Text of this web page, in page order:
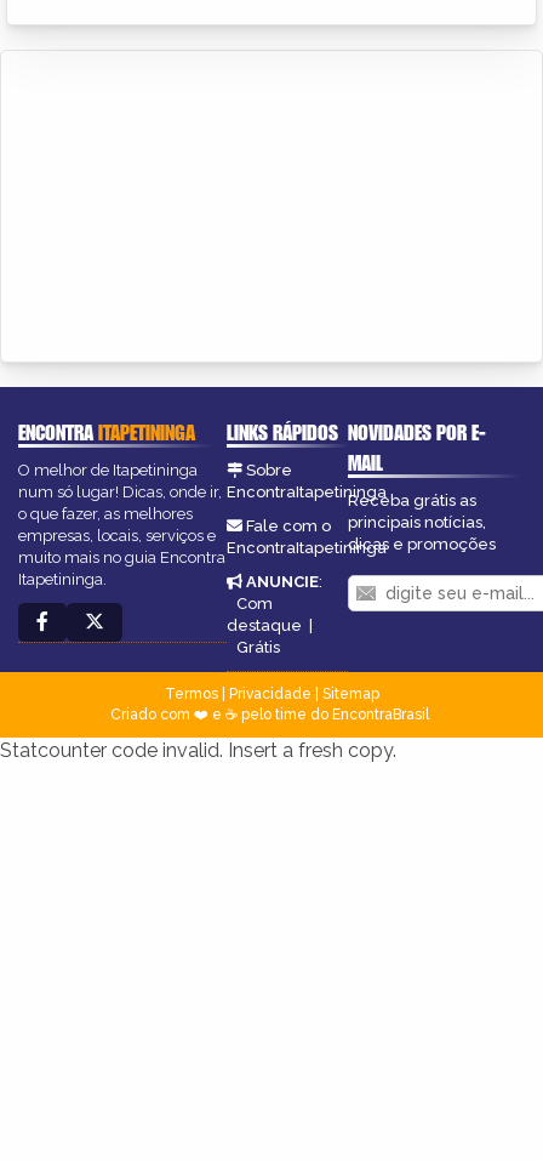
ENCONTRAITAPETININGA
O melhor de Itapetininga
num só lugar! Dicas, onde ir,
o que fazer, as melhores
empresas, locais, serviços e
muito mais no guia Encontra
Itapetininga.
LINKS RÁPIDOS
Sobre
EncontraItapetininga
Fale com o
EncontraItapetininga
ANUNCIE:
Com
destaque |
Grátis
NOVIDADES POR E-
MAIL
Receba grátis as
principais notícias,
dicas e promoções
Termos| Privacidade
Sitemap
Criado com ❤️ e ☕ pelo time do EncontraBrasil
Statcounter code invalid. Insert a fresh copy.